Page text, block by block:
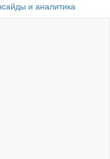
и аналитика